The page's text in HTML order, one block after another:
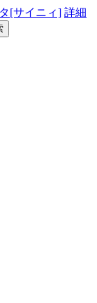
[サイニィ] 詳細